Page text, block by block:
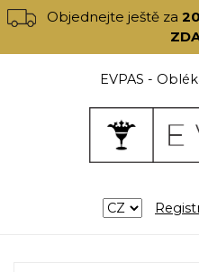
Objednejte ještě za
EVPAS -